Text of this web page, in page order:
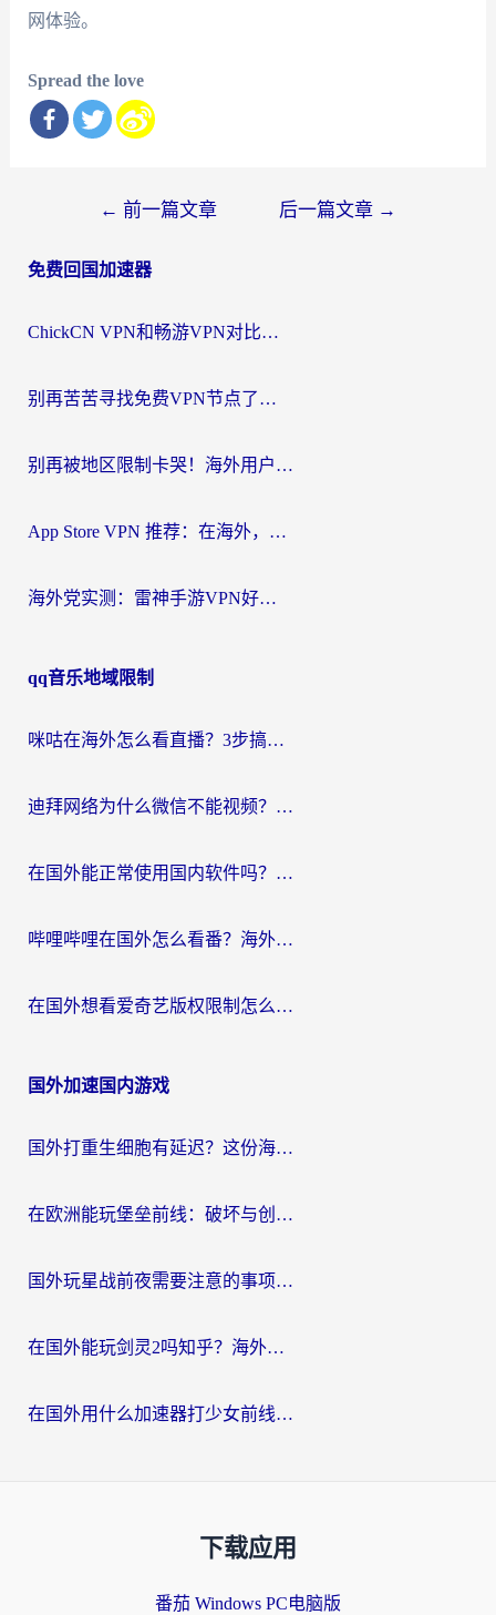
网体验。
Spread the love
导
← 前一篇文章 后一篇文章 →
免费回国加速器
ChickCN VPN和畅游VPN对比哪个回国效果更好？海外党必看的回国加速器选择指南
别再苦苦寻找免费VPN节点了，这才是海外访问国内资源的正确姿势
别再被地区限制卡哭！海外用户vpn中国下载全攻略，无缝刷剧办公社交
App Store VPN 推荐：在海外，如何找回那扇回家的“任意门”？
海外党实测：雷神手游VPN好用吗？和闪电VPN对比哪个回国效果更好？附小众工具深度测评
qq音乐地域限制
咪咕在海外怎么看直播？3步搞定地域限制，还能畅看腾讯视频与国内热剧
迪拜网络为什么微信不能视频？海外党必看的回国加速全攻略
在国外能正常使用国内软件吗？海外党亲测有效的无缝访问指南
哔哩哔哩在国外怎么看番？海外党追剧看片的终极解决方案
在国外想看爱奇艺版权限制怎么办？海外华人必看的追剧自由指南
国外加速国内游戏
国外打重生细胞有延迟？这份海外畅玩国服游戏加速器终极指南请收好
在欧洲能玩堡垒前线：破坏与创造吗？海外党国服游戏不卡顿的秘密
国外玩星战前夜需要注意的事项：一份来自老玩家的网络生存指南
在国外能玩剑灵2吗知乎？海外党亲测有效的国服游戏加速指南
在国外用什么加速器打少女前线：云图计划不卡？一个老玩家的掏心分享
下载应用
番茄 Windows PC电脑版